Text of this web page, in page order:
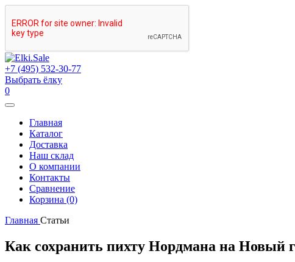
+7 (495) 532-30-77
Выбрать ёлку
0
Главная
Каталог
Доставка
Наш склад
О компании
Контакты
Сравнение
Корзина (0)
Главная Статьи
Как сохранить пихту Нордмана на Новый